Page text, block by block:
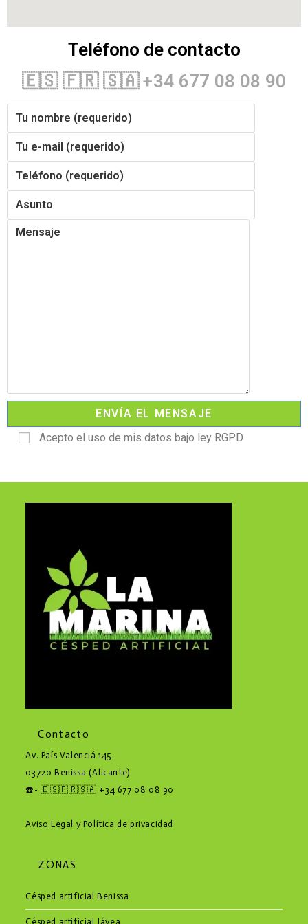
Teléfono de contacto
🇪🇸 🇫🇷 🇸🇦 +34 677 08 08 90
Acepto el uso de mis datos bajo ley RGPD
Contacto
Av. País Valenciá 145.
03720Benissa (Alicante)
☎️- 🇪🇸🇫🇷🇸🇦 +34 677 08 08 90
Aviso Legal y Política de privacidad
ZONAS
Césped artificial Benissa
Césped artificial Jávea